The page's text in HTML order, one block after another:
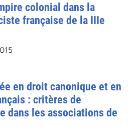
colonial dans la
française de la IIIe
en droit canonique et en
: critères de
dans les associations de